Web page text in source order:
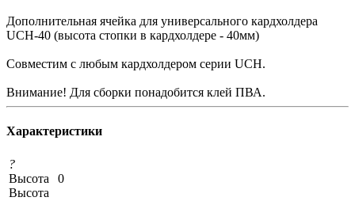
Дополнительная ячейка для универсального кардхолдера
UCH-40 (высота стопки в кардхолдере - 40мм)
Совместим с любым кардхолдером серии UCH.
Внимание! Для сборки понадобится клей ПВА.
Характеристики
?
Высота
Высота
0